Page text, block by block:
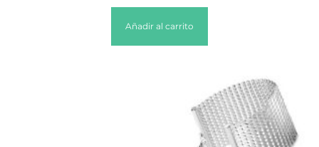
Añadir al carrito